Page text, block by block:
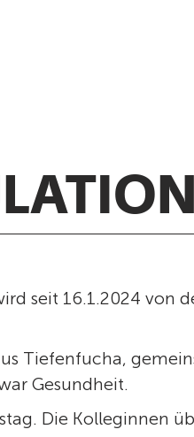
seit 16.1.2024 von
Tiefenfucha,
Gesundheit.
Die Kolleginnen